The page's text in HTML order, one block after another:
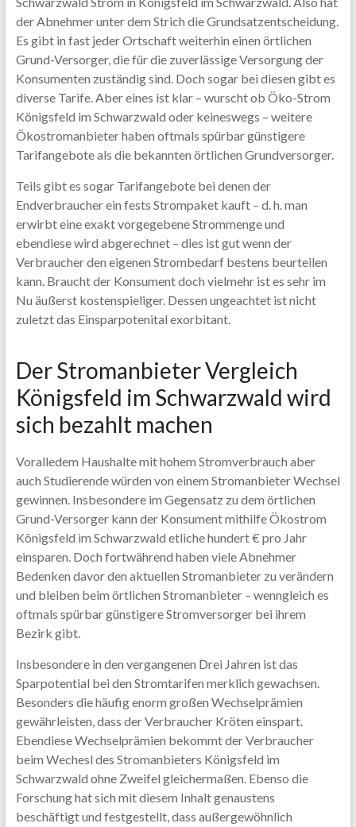
der Abnehmer unter dem Strich die Grundsatzentscheidung.
Es gibt in fast jeder Ortschaft weiterhin einen örtlichen
Grund-Versorger, die für die zuverlässige Versorgung der
Konsumenten zuständig sind. Doch sogar bei diesen gibt es
diverse Tarife. Aber eines ist klar – wurscht ob Öko-Strom
Königsfeld im Schwarzwald oder keineswegs – weitere
Ökostromanbieter haben oftmals spürbar günstigere
Tarifangebote als die bekannten örtlichen Grundversorger.
Teils gibt es sogar Tarifangebote bei denen der
Endverbraucher ein fests Strompaket kauft – d. h. man
erwirbt eine exakt vorgegebene Strommenge und
ebendiese wird abgerechnet – dies ist gut wenn der
Verbraucher den eigenen Strombedarf bestens beurteilen
kann. Braucht der Konsument doch vielmehr ist es sehr im
Nu äußerst kostenspieliger. Dessen ungeachtet ist nicht
zuletzt das Einsparpotenital exorbitant.
Der Stromanbieter Vergleich
Königsfeld im Schwarzwald wird
sich bezahlt machen
Voralledem Haushalte mit hohem Stromverbrauch aber
auch Studierende würden von einem Stromanbieter Wechsel
gewinnen. Insbesondere im Gegensatz zu dem örtlichen
Grund-Versorger kann der Konsument mithilfe Ökostrom
Königsfeld im Schwarzwald etliche hundert € pro Jahr
einsparen. Doch fortwährend haben viele Abnehmer
Bedenken davor den aktuellen Stromanbieter zu verändern
und bleiben beim örtlichen Stromanbieter – wenngleich es
oftmals spürbar günstigere Stromversorger bei ihrem
Bezirk gibt.
Insbesondere in den vergangenen Drei Jahren ist das
Sparpotential bei den Stromtarifen merklich gewachsen.
Besonders die häufig enorm großen Wechselprämien
gewährleisten, dass der Verbraucher Kröten einspart.
Ebendiese Wechselprämien bekommt der Verbraucher
beim Wechesl des Stromanbieters Königsfeld im
Schwarzwald ohne Zweifel gleichermaßen. Ebenso die
Forschung hat sich mit diesem Inhalt genaustens
beschäftigt und festgestellt, dass außergewöhnlich